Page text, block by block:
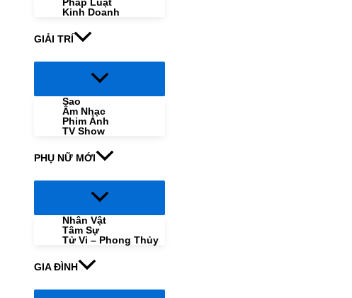
Kinh Doanh
GIẢI TRÍ
Menu
Sao
Âm Nhạc
Phim Ảnh
TV Show
PHỤ NỮ MỚI
Menu
Nhân Vật
Tâm Sự
Tử Vi – Phong Thủy
GIA ĐÌNH